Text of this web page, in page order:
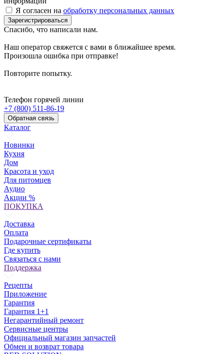
Я согласен на обработку персональных данных
Зарегистрироваться
Спасибо, что написали нам.
Наш оператор свяжется с вами в ближайшее время.
Произошла ошибка при отправке!
Повторите попытку.
Телефон горячей линии
+7 (800) 511-86-19
Обратная связь
Каталог
Новинки
Кухня
Дом
Красота и уход
Для питомцев
Аудио
Акции %
ПОКУПКА
Доставка
Оплата
Подарочные сертификаты
Где купить
Связаться с нами
Поддержка
Рецепты
Приложение
Гарантия
Гарантия 1+1
Негарантийный ремонт
Сервисные центры
Официальный магазин запчастей
Обмен и возврат товара